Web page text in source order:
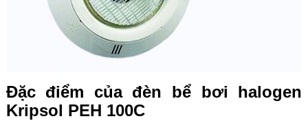
Đặc điểm của đèn bể bơi halogen
Kripsol PEH 100C